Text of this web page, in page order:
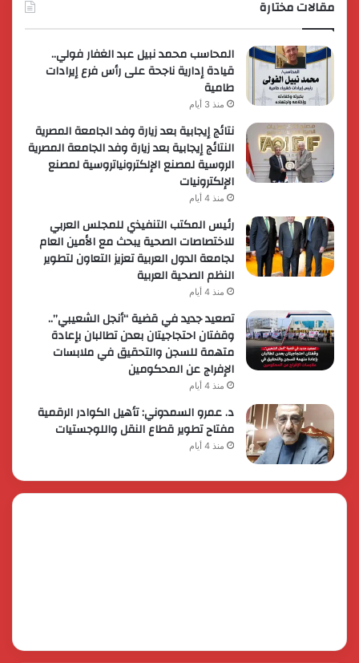
مقالات مختارة
المحاسب محمد نبيل عبد الغفار فولي..
قيادة إدارية ناجحة على رأس فرع إيرادات
طامية
منذ 3 أيام
نتائج إيجابية بعد زيارة وفد الجامعة المصرية
النتائج إيجابية بعد زيارة وفد الجامعة المصرية
الروسية لمصنع الإلكترونياتروسية لمصنع
الإلكترونيات
منذ 4 أيام
رئيس المكتب التنفيذي للمجلس العربي
للاختصاصات الصحية يبحث مع الأمين العام
لجامعة الدول العربية تعزيز التعاون لتطوير
النظم الصحية العربية
منذ 4 أيام
تصعيد جديد في قضية “أنجل الشعيبي”..
وقفتان احتجاجيتان بعدن تطالبان بإعادة
متهمة للسجن والتحقيق في ملابسات
الإفراج عن المحكومين
منذ 4 أيام
د. عمرو السمدوني: تأهيل الكوادر الرقمية
مفتاح تطوير قطاع النقل واللوجستيات
منذ 4 أيام